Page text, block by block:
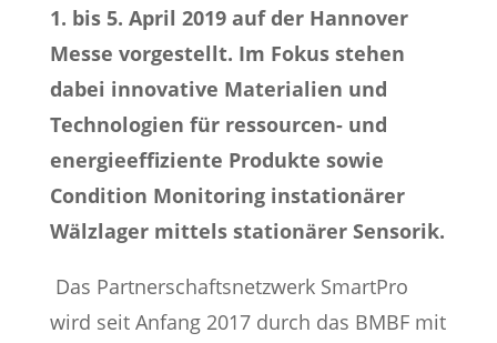
1. bis 5. April 2019 auf der Hannover
Messe vorgestellt. Im Fokus stehen
dabei innovative Materialien und
Technologien für ressourcen- und
energieeffiziente Produkte sowie
Condition Monitoring instationärer
Wälzlager mittels stationärer Sensorik.
Das Partnerschaftsnetzwerk SmartPro
wird seit Anfang 2017 durch das BMBF mit